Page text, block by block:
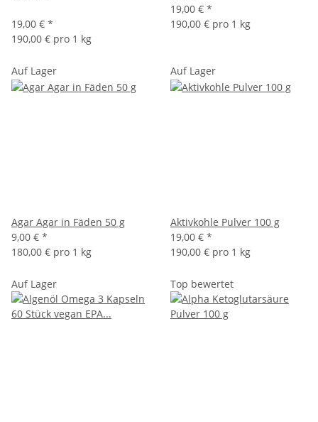
19,00 € *
190,00 € pro 1 kg
19,00 € *
190,00 € pro 1 kg
Auf Lager
Agar Agar in Fäden 50 g
9,00 € *
180,00 € pro 1 kg
Auf Lager
Aktivkohle Pulver 100 g
19,00 € *
190,00 € pro 1 kg
Auf Lager Top bewertet